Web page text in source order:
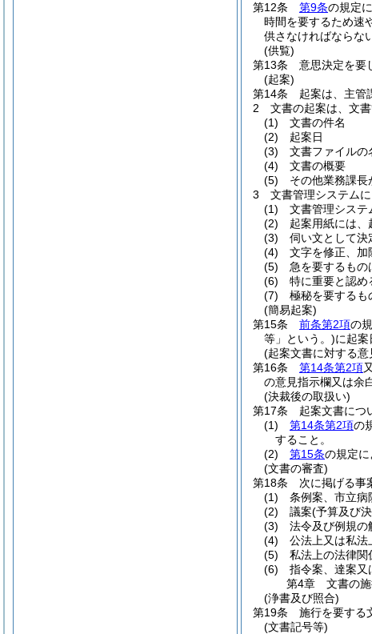
第12条
第9条の規定
時間を要するため速
供さなければならな
(供覧)
第13条
意思決定を要
(起案)
第14条
起案は、主管
2
文書の起案は、文
(1)
文書の件名
(2)
起案日
(3)
文書ファイルの
(4)
文書の概要
(5)
その他業務課長
3
文書管理システム
(1)
文書管理システ
(2)
起案用紙には、
(3)
伺い文として決
(4)
文字を修正、加
(5)
急を要するもの
(6)
特に重要と認め
(7)
極秘を要するも
(簡易起案)
第15条
前条第2項の
等」という。)に起案
(起案文書に対する意
第16条
第14条第2項
の意見指示欄又は余
(決裁後の取扱い)
第17条
起案文書につ
(1)
第14条第2項の
すること。
(2)
第15条の規定
(文書の審査)
第18条
次に掲げる事
(1)
条例案、市立病
(2)
議案(予算及び
(3)
法令及び例規の
(4)
公法上又は私法
(5)
私法上の法律関
(6)
指令案、達案又
第4章
文書の
(浄書及び照合)
第19条
施行を要する
(文書記号等)